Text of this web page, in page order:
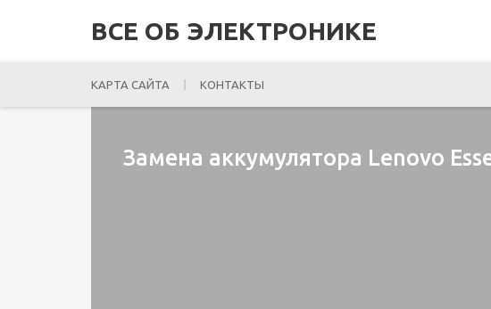
ВСЕ ОБ ЭЛЕКТРОНИКЕ
КАРТА САЙТА КОНТАКТЫ
Замена аккумулятора Lenovo